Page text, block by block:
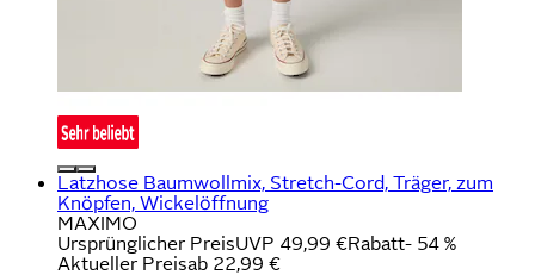
Latzhose Baumwollmix, Stretch-Cord, Träger, zum
Knöpfen, Wickelöffnung
MAXIMO
Ursprünglicher PreisUVP 49,99 €Rabatt- 54 %
Aktueller Preisab 22,99 €